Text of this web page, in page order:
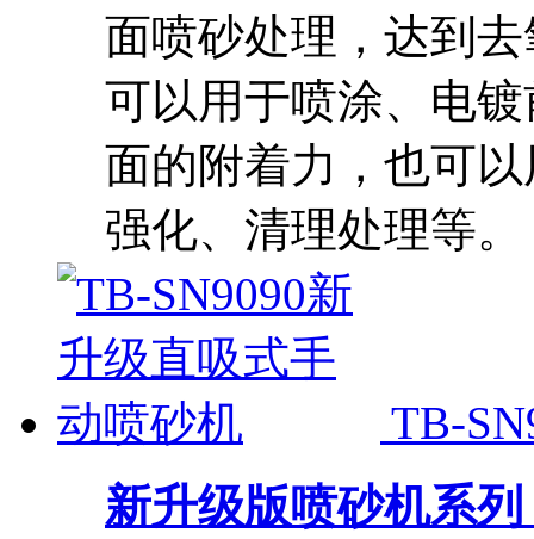
面喷砂处理，达到
可以用于喷涂、电
面的附着力，也可
强化、清理处理等。
TB-
新升级版喷砂机系列